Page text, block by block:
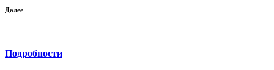
Далее
Подробности